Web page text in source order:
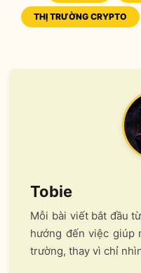
TAGSTHỊ TRƯỜNG CRYPTO
Tobie
Mỗi bài viết bắt đầu
hướng đến việc giúp
trường, thay vì chỉ